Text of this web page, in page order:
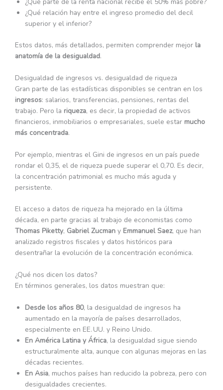
¿Qué relación hay entre el ingreso promedio del decil
superior y el inferior?
Estos datos, más detallados, permiten comprender mejor la
anatomía de la desigualdad.
Desigualdad de ingresos vs. desigualdad de riqueza
Gran parte de las estadísticas disponibles se centran en los
ingresos: salarios, transferencias, pensiones, rentas del
trabajo. Pero la riqueza, es decir, la propiedad de activos
financieros, inmobiliarios o empresariales, suele estar mucho
más concentrada.
Por ejemplo, mientras el Gini de ingresos en un país puede
rondar el 0,35, el de riqueza puede superar el 0,70. Es decir,
la concentración patrimonial es mucho más aguda y
persistente.
El acceso a datos de riqueza ha mejorado en la última
década, en parte gracias al trabajo de economistas como
Thomas Piketty, Gabriel Zucman y Emmanuel Saez, que han
analizado registros fiscales y datos históricos para
desentrañar la evolución de la concentración económica.
¿Qué nos dicen los datos?
En términos generales, los datos muestran que:
Desde los años 80, la desigualdad de ingresos ha
aumentado en la mayoría de países desarrollados,
especialmente en EE. UU. y Reino Unido.
En América Latina y África, la desigualdad sigue siendo
estructuralmente alta, aunque con algunas mejoras en las
décadas recientes.
En Asia, muchos países han reducido la pobreza, pero con
desigualdades crecientes.